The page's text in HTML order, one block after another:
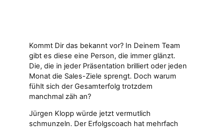
Kommt Dir das bekannt vor? In Deinem Team
gibt es diese eine Person, die immer glänzt.
Die, die in jeder Präsentation brilliert oder jeden
Monat die Sales-Ziele sprengt. Doch warum
fühlt sich der Gesamterfolg trotzdem
manchmal zäh an?
Jürgen Klopp würde jetzt vermutlich
schmunzeln. Der Erfolgscoach hat mehrfach